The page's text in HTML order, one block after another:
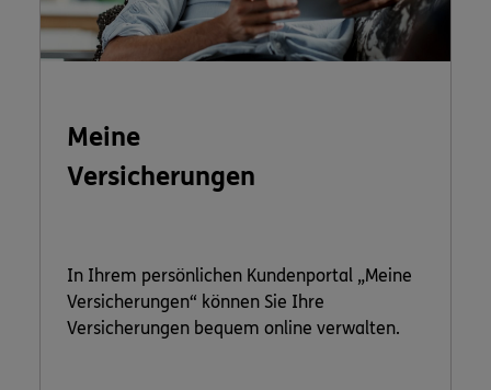
Meine
Versicherungen
In Ihrem persönlichen Kundenportal „Meine
Versicherungen“ können Sie Ihre
Versicherungen bequem online verwalten.